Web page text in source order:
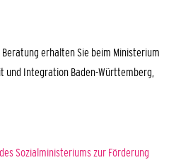
erhalten Sie beim Ministerium
und Integration Baden-Württemberg,
Sozialministeriums zur Förderung